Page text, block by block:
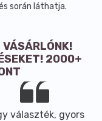
során láthatja.
VÁSÁRLÓNK!
2000+
választék, gyors